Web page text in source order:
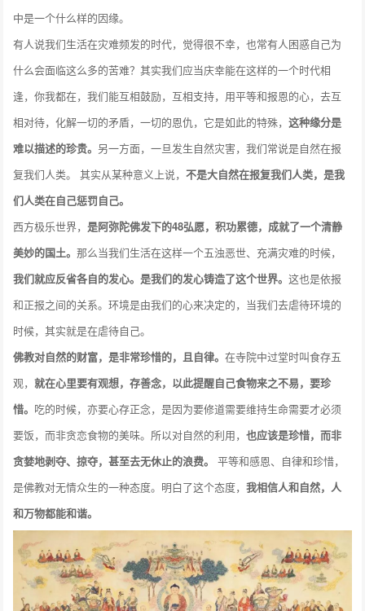
中是一个什么样的因缘。
有人说我们生活在灾难频发的时代，觉得很不幸，也常有人困惑自己为
什么会面临这么多的苦难？其实我们应当庆幸能在这样的一个时代相
逢，你我都在，我们能互相鼓励，互相支持，用平等和报恩的心，去互
相对待，化解一切的矛盾，一切的恩仇，它是如此的特殊，这种缘分是
难以描述的珍贵。 另一方面，一旦发生自然灾害，我们常说是自然在报
复我们人类。 其实从某种意义上说，不是大自然在报复我们人类，是我
们人类在自己惩罚自己。
西方极乐世界，是阿弥陀佛发下的48弘愿，积功累德，成就了一个清静
美妙的国土。那么当我们生活在这样一个五浊恶世、充满灾难的时候，
我们就应反省各自的发心。是我们的发心铸造了这个世界。这也是依报
和正报之间的关系。环境是由我们的心来决定的，当我们去虐待环境的
时候，其实就是在虐待自己。
佛教对自然的财富，是非常珍惜的，且自律。在寺院中过堂时叫食存五
观，就在心里要有观想，存善念，以此提醒自己食物来之不易，要珍
惜。 吃的时候，亦要心存正念，是因为要修道需要维持生命需要才必须
要饭，而非贪恋食物的美味。所以对自然的利用，也应该是珍惜，而非
贪婪地剥夺、掠夺，甚至去无休止的浪费。
平等和感恩、自律和珍惜，
是佛教对无情众生的一种态度。明白了这个态度，我相信人和自然，人
和万物都能和谐。